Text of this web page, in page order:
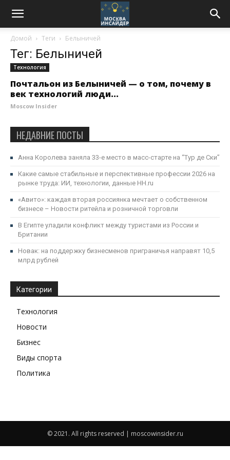
Домой Теги Белыничей
Тег: Белыничей
Технология
Почтальон из Белыничей — о том, почему в
век технологий люди...
Moscow Insider
НЕДАВНИЕ ПОСТЫ
Анна Королева заняла 33-е место в масс-старте на “Тур де Ски”
Какие самые cтабильные и перспективные профессии 2026 на
рынке труда: ИИ, технологии, данные HH.ru
«Авито»: каждая вторая россиянка мечтает о собственном
бизнесе – Новости ритейла и розничной торговли
В Египте уладили конфликт между туристами из России и
Британии
Новак: на поддержку бизнесменов приграничья направят 10,5
млрд рублей
Категории
Технология
Новости
Бизнес
Виды спорта
Политика
© 2021. All rights reserved | moscowinsider.ru